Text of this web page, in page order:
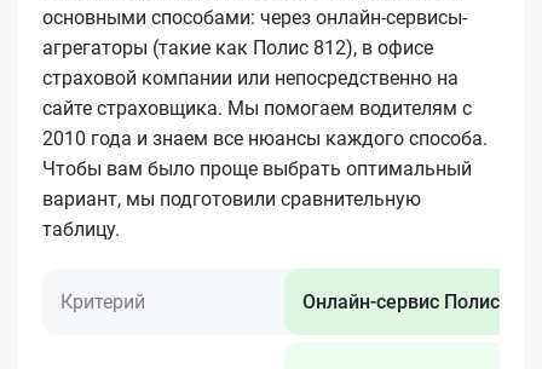
основными способами: через онлайн-сервисы-
агрегаторы (такие как Полис 812), в офисе
страховой компании или непосредственно на
сайте страховщика. Мы помогаем водителям с
2010 года и знаем все нюансы каждого способа.
Чтобы вам было проще выбрать оптимальный
вариант, мы подготовили сравнительную
таблицу.
Критерий Онлайн-сервис Полис 812